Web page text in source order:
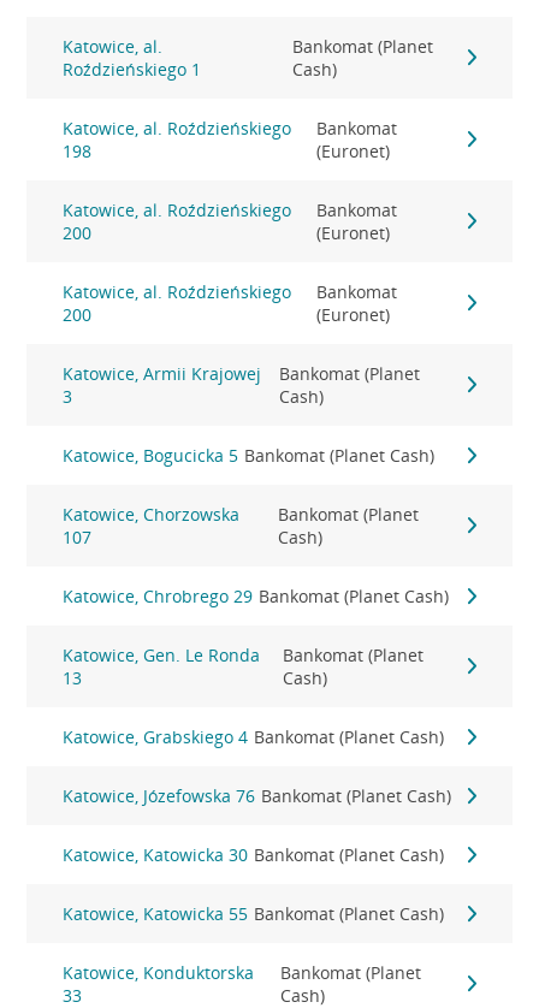
Katowice, al.
Roździeńskiego 1
Bankomat (Planet
Cash)
Katowice, al. Roździeńskiego
198
Bankomat
(Euronet)
Katowice, al. Roździeńskiego
200
Bankomat
(Euronet)
Katowice, al. Roździeńskiego
200
Bankomat
(Euronet)
Katowice, Armii Krajowej
3
Bankomat (Planet
Cash)
Katowice, Bogucicka 5 Bankomat (Planet Cash)
Katowice, Chorzowska
107
Bankomat (Planet
Cash)
Katowice, Chrobrego 29 Bankomat (Planet Cash)
Katowice, Gen. Le Ronda
13
Bankomat (Planet
Cash)
Katowice, Grabskiego 4 Bankomat (Planet Cash)
Katowice, Józefowska 76 Bankomat (Planet Cash)
Katowice, Katowicka 30 Bankomat (Planet Cash)
Katowice, Katowicka 55 Bankomat (Planet Cash)
Katowice, Konduktorska
33
Bankomat (Planet
Cash)